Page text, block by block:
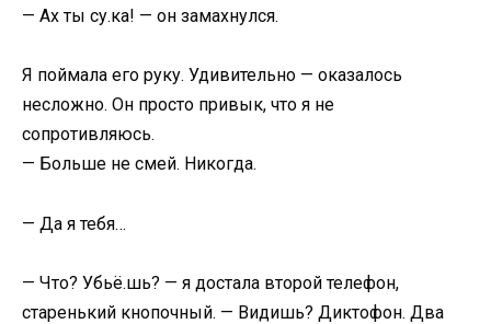
— Ах ты су.ка! — он замахнулся.
Я поймала его руку. Удивительно — оказалось
несложно. Он просто привык, что я не
сопротивляюсь.
— Больше не смей. Никогда.
— Да я тебя…
— Что? Убьё.шь? — я достала второй телефон,
старенький кнопочный. — Видишь? Диктофон. Два